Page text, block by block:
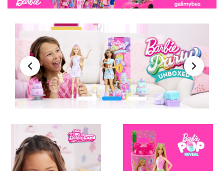
Kenas, Skiperis, Steisė, Čelsė, Kelė, Teresė, Niki ir
fantastinių veikėjų, tokių kaip undinėlės, fėjos,
princesės ir kiti pasakų personažai. „Barbie“
prekės ženklo lėlės skatina mergaites svajoti,
įkvepia siekti tikslų, o šūkis „Tu gali tapti bet kuo“
kviečia jas nevaržyti vaizduotės ir išbandyti save
įvairiose gyvenimiškose situacijose. Negana to,
Barbių kolekcija labai šiuolaikiška – skatinanti
toleranciją ir pasaulietišką požiūrį – lėlės įvairių
Peržiūra Kitas